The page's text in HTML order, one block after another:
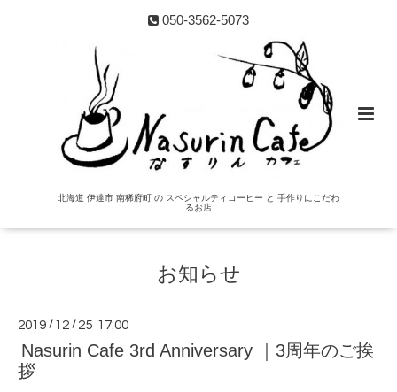
050-3562-5073
北海道 伊達市 南稀府町 の スペシャルティコーヒー と 手作りにこだわ
るお店
お知らせ
2019 / 12 / 25 17:00
Nasurin Cafe 3rd Anniversary ｜3周年のご挨
拶